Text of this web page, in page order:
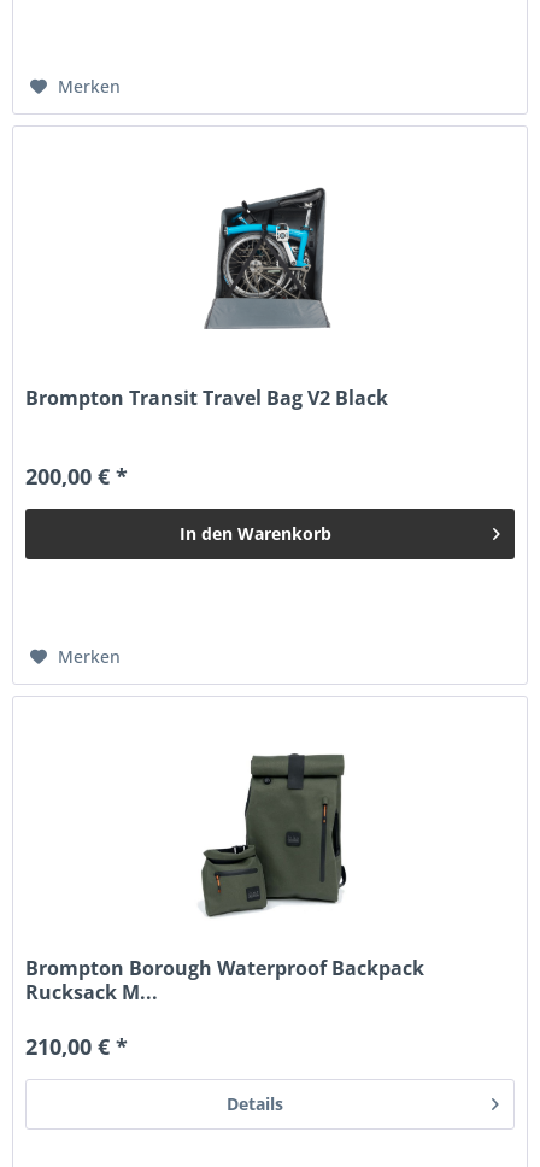
Merken
Brompton Transit Travel Bag V2 Black
200,00 € *
In den Warenkorb
Merken
Brompton Borough Waterproof Backpack
Rucksack M...
210,00 € *
Details